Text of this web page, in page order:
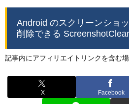
Android のスクリーンショ
削除できる
記事内にアフィリエイトリンクを含む
X Facebook